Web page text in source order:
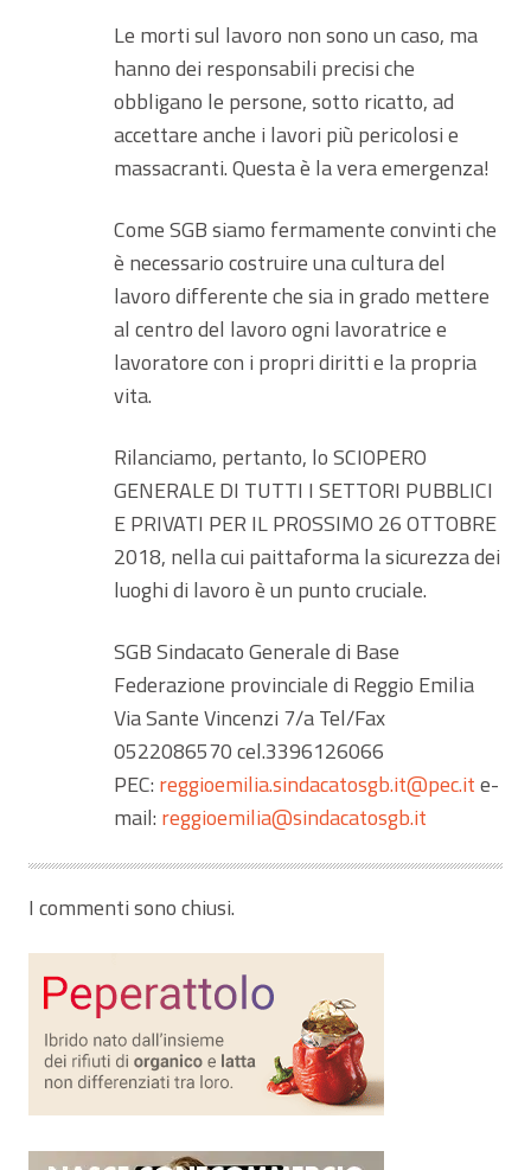
Le morti sul lavoro non sono un caso, ma
hanno dei responsabili precisi che
obbligano le persone, sotto ricatto, ad
accettare anche i lavori più pericolosi e
massacranti. Questa è la vera emergenza!
Come SGB siamo fermamente convinti che
è necessario costruire una cultura del
lavoro differente che sia in grado mettere
al centro del lavoro ogni lavoratrice e
lavoratore con i propri diritti e la propria
vita.
Rilanciamo, pertanto, lo SCIOPERO
GENERALE DI TUTTI I SETTORI PUBBLICI
E PRIVATI PER IL PROSSIMO 26 OTTOBRE
2018, nella cui paittaforma la sicurezza dei
luoghi di lavoro è un punto cruciale.
SGB Sindacato Generale di Base
Federazione provinciale di Reggio Emilia
Via Sante Vincenzi 7/a Tel/Fax
0522086570 cel.3396126066
PEC: reggioemilia.sindacatosgb.it@pec.ite-
mail: reggioemilia@sindacatosgb.it
I commenti sono chiusi.